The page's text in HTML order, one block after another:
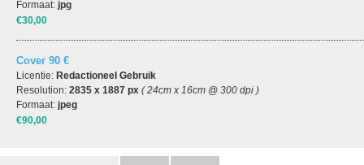
Formaat: jpg
€30,00
Cover 90 €
Licentie: Redactioneel Gebruik
Resolution: 2835 x 1887 px ( 24cm x 16cm @ 300 dpi )
Formaat: jpeg
€90,00